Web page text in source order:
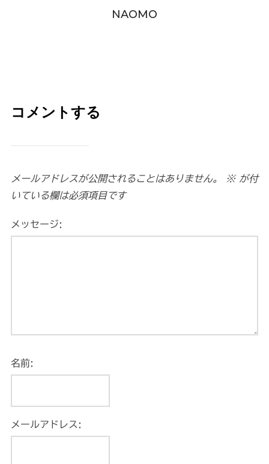
NAOMO
コメントする
メールアドレスが公開されることはありません。 ※が付
いている欄は必須項目です
メッセージ:
名前:
メールアドレス: